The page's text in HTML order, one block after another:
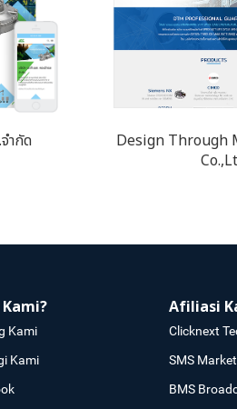
ำกัด
Design Through
Kami
Kami
Afiliasi
Clicknext
SMS
BMS